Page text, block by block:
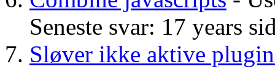
Seneste svar: 17 years
Sløver ikke aktive